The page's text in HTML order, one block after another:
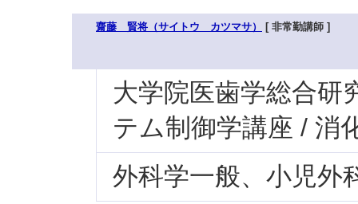
齋藤 賢将（サイトウ カツマサ） [ 非常勤講師 ]
大学院医歯学総合研
テム制御学講座 / 消
外科学一般、小児外